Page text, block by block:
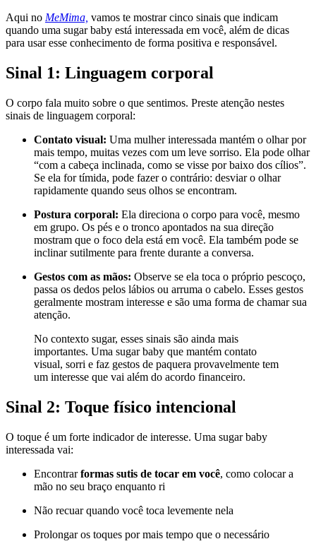
Aqui no MeMima, vamos te mostrar cinco sinais que indicam
quando uma sugar baby está interessada em você, além de dicas
para usar esse conhecimento de forma positiva e responsável.
Sinal 1: Linguagem corporal
O corpo fala muito sobre o que sentimos. Preste atenção nestes
sinais de linguagem corporal:
Contato visual: Uma mulher interessada mantém o olhar por
mais tempo, muitas vezes com um leve sorriso. Ela pode olhar
“com a cabeça inclinada, como se visse por baixo dos cílios”.
Se ela for tímida, pode fazer o contrário: desviar o olhar
rapidamente quando seus olhos se encontram.
Postura corporal: Ela direciona o corpo para você, mesmo
em grupo. Os pés e o tronco apontados na sua direção
mostram que o foco dela está em você. Ela também pode se
inclinar sutilmente para frente durante a conversa.
Gestos com as mãos: Observe se ela toca o próprio pescoço,
passa os dedos pelos lábios ou arruma o cabelo. Esses gestos
geralmente mostram interesse e são uma forma de chamar sua
atenção.
No contexto sugar, esses sinais são ainda mais
importantes. Uma sugar baby que mantém contato
visual, sorri e faz gestos de paquera provavelmente tem
um interesse que vai além do acordo financeiro.
Sinal 2: Toque físico intencional
O toque é um forte indicador de interesse. Uma sugar baby
interessada vai:
Encontrarformas sutis de tocar em você, como colocar a
mão no seu braço enquanto ri
Não recuar quando você toca levemente nela
Prolongar os toques por mais tempo que o necessário